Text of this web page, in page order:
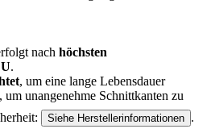
nach höchsten
.
, um eine lange Lebensdauer
, um unangenehme Schnittkanten zu
Siehe Herstellerinformationen .